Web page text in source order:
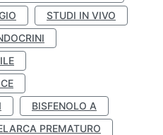
STUDI IN VIVO
BISFENOLO A
PREMATURO